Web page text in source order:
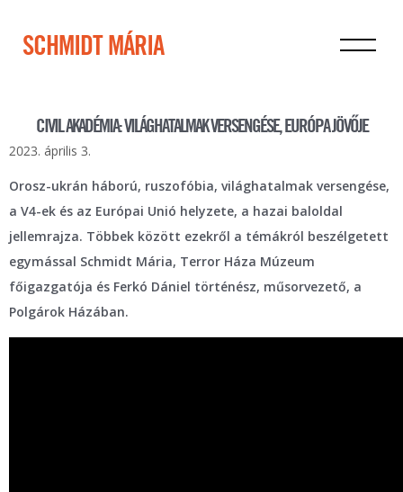
SCHMIDT MÁRIA
CIVIL AKADÉMIA: VILÁGHATALMAK VERSENGÉSE, EURÓPA JÖVŐJE
2023. április 3.
Orosz-ukrán háború, ruszofóbia, világhatalmak versengése,
a V4-ek és az Európai Unió helyzete, a hazai baloldal
jellemrajza. Többek között ezekről a témákról beszélgetett
egymással Schmidt Mária, Terror Háza Múzeum
főigazgatója és Ferkó Dániel történész, műsorvezető, a
Polgárok Házában.